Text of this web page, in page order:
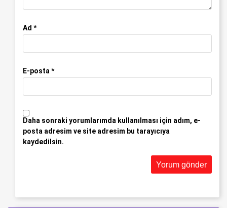
Ad *
E-posta*
Daha sonraki yorumlarımda kullanılması için adım, e-
posta adresim ve site adresim bu tarayıcıya
kaydedilsin.